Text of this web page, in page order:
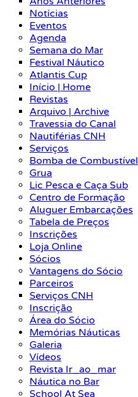
Notícias
Eventos
Agenda
Semana do Mar
Festival Náutico
Atlantis Cup
Início | Home
Revistas
Arquivo | Archive
Travessia do Canal
Nautiférias CNH
Serviços
Bomba de Combustível
Grua
Lic Pesca e Caça Sub
Centro de Formação
Aluguer Embarcações
Tabela de Preços
Inscrições
Loja Online
Sócios
Vantagens do Sócio
Parceiros
Serviços CNH
Inscrição
Área do Sócio
Memórias Náuticas
Galeria
Vídeos
Revista Ir_ao_mar
Náutica no Bar
School At Sea